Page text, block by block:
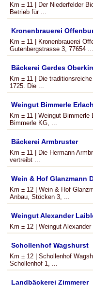
Km ± 11 | Der Niederfelder
Betrieb für ...
Kronenbrauerei
Km ± 11 | Kronenbrauerei
Gutenbergstrasse 3, 77654 ...
Bäckerei Gerdes
Km ± 11 | Die
1725. Die ...
Weingut Bimmerle Erlach
Km ± 11 | Weingut
Bimmerle KG, ...
Bäckerei Armbruster
Km ± 11 | Die Hermann
vertreibt ...
Wein & Hof Glanzmann
Km ± 12 | Wein & Hof
Anbau, Stöcken 3, ...
Weingut Alexander
Km ± 12 | Weingut
Schollenhof Wagshurst
Km ± 12 | Schollenhof
Schollenhof 1, ...
Landbäckerei Zimmerer